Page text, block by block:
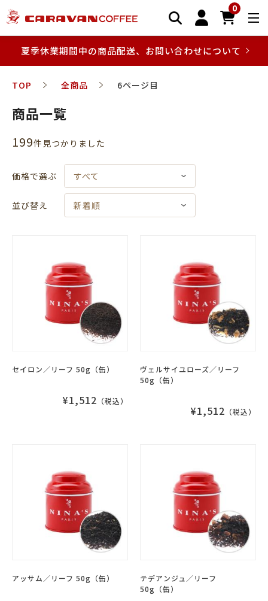
0
夏季休業期間中の商品配送、お問い合わせについて
TOP 全商品 6ページ目
商品一覧
199件⾒つかりました
価格で選ぶ すべて
並び替え 新着順
セイロン／リーフ 50g（缶）
¥1,512 （税込）
ヴェルサイユローズ／リーフ
50g（缶）
¥1,512 （税込）
アッサム／リーフ 50g（缶）
テデアンジュ／リーフ
50g（缶）